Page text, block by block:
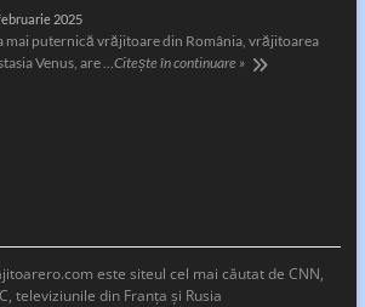
2025
mai puternică vrăjitoare din România, vrăjitoarea
Venus, are …Citește în continuare »
este siteul cel mai căutat de CNN,
televiziunile din Franța și Rusia